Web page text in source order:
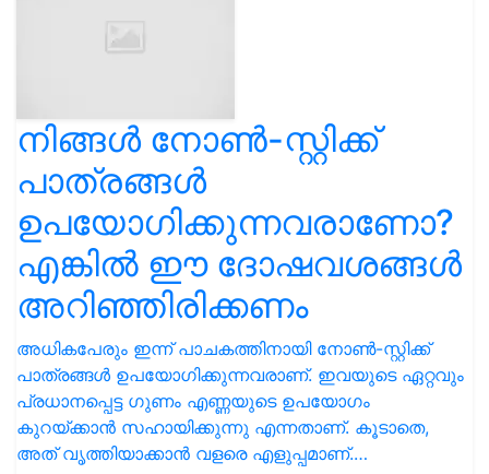
നിങ്ങൾ നോൺ-സ്റ്റിക്ക്
പാത്രങ്ങൾ
ഉപയോഗിക്കുന്നവരാണോ?
എങ്കിൽ ഈ ദോഷവശങ്ങൾ
അറിഞ്ഞിരിക്കണം
അധികപേരും ഇന്ന് പാചകത്തിനായി നോൺ-സ്റ്റിക്ക്
പാത്രങ്ങൾ ഉപയോഗിക്കുന്നവരാണ്. ഇവയുടെ ഏറ്റവും
പ്രധാനപ്പെട്ട ഗുണം എണ്ണയുടെ ഉപയോഗം
കുറയ്ക്കാൻ സഹായിക്കുന്നു എന്നതാണ്. കൂടാതെ,
അത് വൃത്തിയാക്കാൻ വളരെ എളുപ്പമാണ്.…